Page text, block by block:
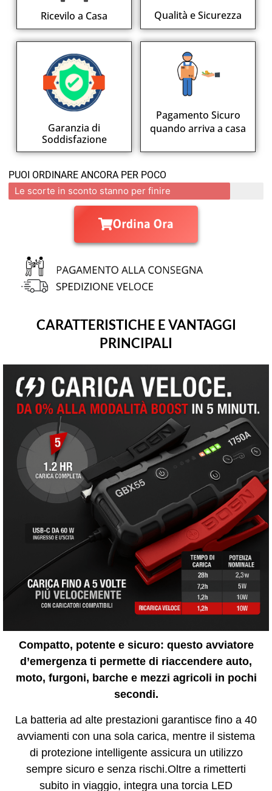
Ricevilo a Casa Qualità e Sicurezza
Garanzia di
Soddisfazione
Pagamento Sicuro
quando arriva a casa
PUOI ORDINARE ANCORA PER POCO
Le scorte in sconto stanno per finire
Ordina Ora
CARATTERISTICHE E VANTAGGI
PRINCIPALI
Compatto, potente e sicuro: questo avviatore
d’emergenza ti permette di riaccendere auto,
moto, furgoni, barche e mezzi agricoli in pochi
secondi.
La batteria ad alte prestazioni garantisce fino a 40
avviamenti con una sola carica, mentre il sistema
di protezione intelligente assicura un utilizzo
sempre sicuro e senza rischi.Oltre a rimetterti
subito in viaggio, integra una torcia LED